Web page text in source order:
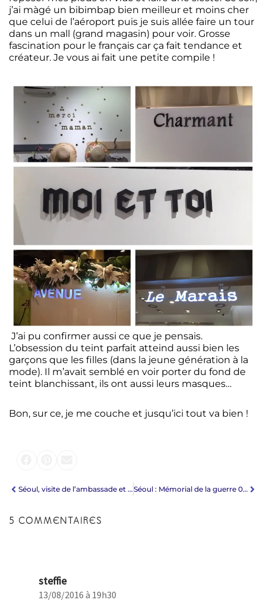
j’ai màgé un bibimbap bien meilleur et moins cher
que celui de l’aéroport puis je suis allée faire un tour
dans un mall (grand magasin) pour voir. Grosse
fascination pour le français car ça fait tendance et
créateur. Je vous ai fait une petite compile !
J’ai pu confirmer aussi ce que je pensais.
L’obsession du teint parfait atteind aussi bien les
garçons que les filles (dans la jeune génération à la
mode). Il m’avait semblé en voir porter du fond de
teint blanchissant, ils ont aussi leurs masques…
Bon, sur ce, je me couche et jusqu’ici tout va bien !
Séoul, visite de l’ambassade et Cheonggyecheon Séoul : Mémorial de la guerre 0 – Jjimjilbang 2
5 COMMENTAIRES
steffie
13/08/2016 à 19h30